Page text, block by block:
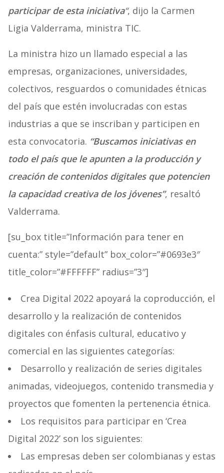
participar de esta iniciativa“, dijo la Carmen
Ligia Valderrama, ministra TIC.
La ministra hizo un llamado especial a las
empresas, organizaciones, universidades,
colectivos, resguardos o comunidades étnicas
del país que estén involucradas con estas
industrias a que se inscriban y participen en
esta convocatoria. “Buscamos iniciativas en
todo el país que le apunten a la producción y
creación de contenidos digitales que potencien
la capacidad creativa de los jóvenes”, resaltó
Valderrama.
[su_box title=”Información para tener en
cuenta:” style=”default” box_color=”#0693e3″
title_color=”#FFFFFF” radius=”3″]
Crea Digital 2022 apoyará la coproducción, el
desarrollo y la realización de contenidos
digitales con énfasis cultural, educativo y
comercial en las siguientes categorías:
Desarrollo y realización de series digitales
animadas, videojuegos, contenido transmedia y
proyectos que fomenten la pertenencia étnica.
Los requisitos para participar en ‘Crea
Digital 2022’ son los siguientes:
Las empresas deben ser colombianas y estas